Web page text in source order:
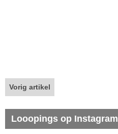
Vorig artikel
Looopings op Instagram